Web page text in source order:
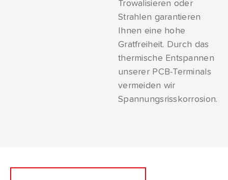
Trowalisieren oder
Strahlen garantieren
Ihnen eine hohe
Gratfreiheit. Durch das
thermische Entspannen
unserer PCB-Terminals
vermeiden wir
Spannungsrisskorrosion.